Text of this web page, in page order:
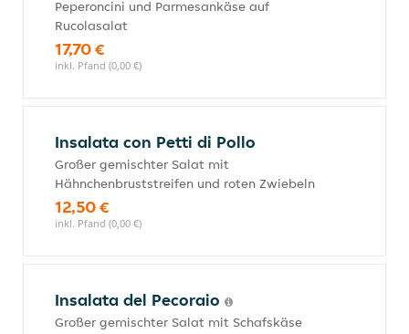
Peperoncini und Parmesankäse auf
Rucolasalat
17,70 €
inkl. Pfand (0,00 €)
Insalata con Petti di Pollo
Großer gemischter Salat mit
Hähnchenbruststreifen und roten Zwiebeln
12,50 €
inkl. Pfand (0,00 €)
Insalata del Pecoraio
Großer gemischter Salat mit Schafskäse